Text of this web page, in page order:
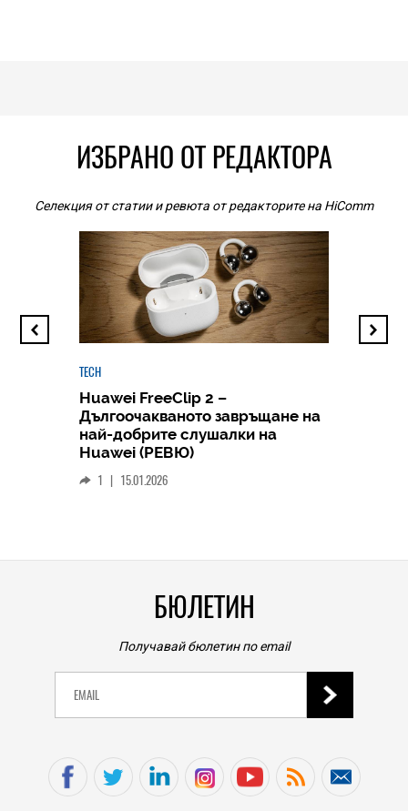
ИЗБРАНО ОТ РЕДАКТОРА
Селекция от статии и ревюта от редакторите на HiComm
TECH
Huawei FreeClip 2 –
Дългоочакваното завръщане на
най-добрите слушалки на
Huawei (РЕВЮ)
1 | 15.01.2026
БЮЛЕТИН
Получавай бюлетин по email